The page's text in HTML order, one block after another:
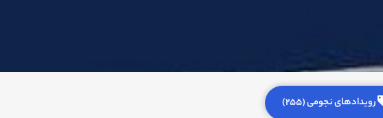
رویدادهای نجومی (255)